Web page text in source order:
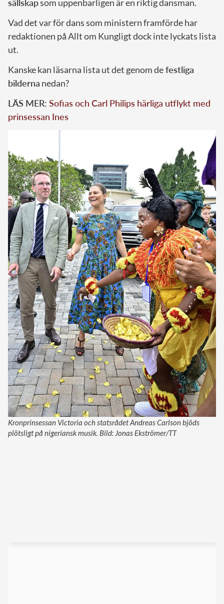
sällskapsom uppenbarligen är en riktig dansman.
Vad det var för dans som ministern framförde har
redaktionen på Allt om Kungligt dock inte lyckats lista
ut.
Kanske kan läsarna lista ut det genom defestliga
bilderna nedan?
LÄS MER: Sofias och Carl Philips härliga utflykt med
prinsessan Ines
Kronprinsessan Victoria och statsrådet Andreas Carlson bjöds
plötsligt på nigeriansk musik. Bild: Jonas Ekströmer/TT